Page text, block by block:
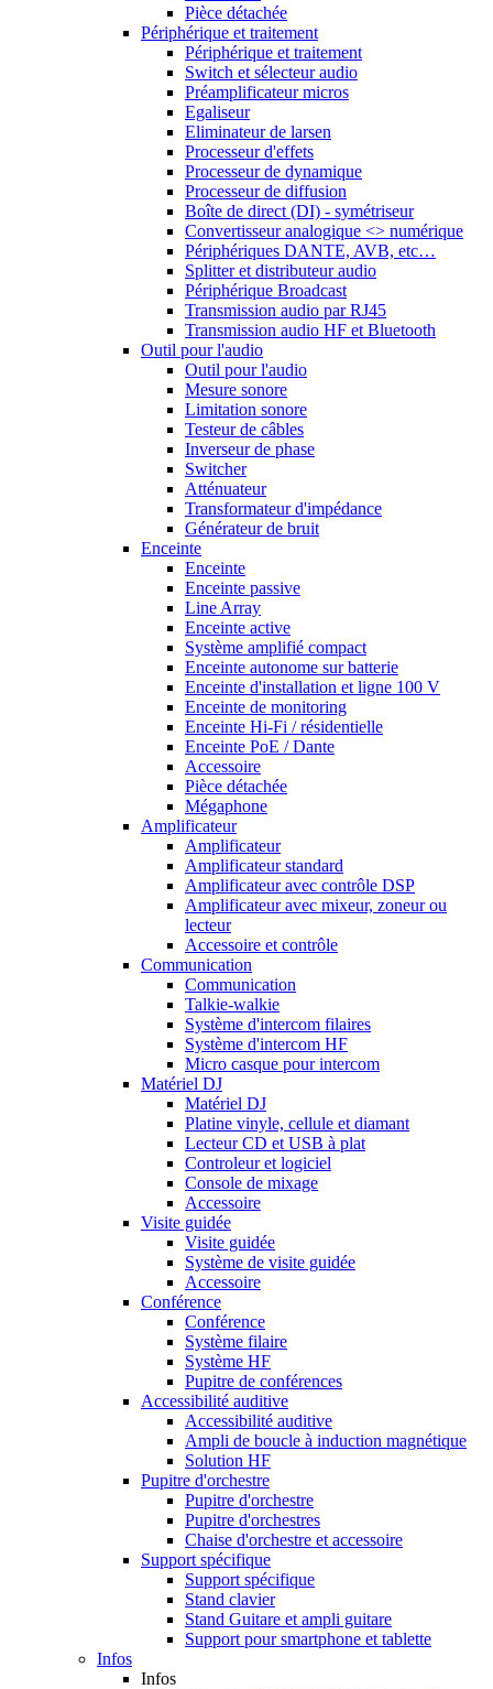
Pièce détachée
Périphérique et traitement
Périphérique et traitement
Switch et sélecteur audio
Préamplificateur micros
Egaliseur
Eliminateur de larsen
Processeur d'effets
Processeur de dynamique
Processeur de diffusion
Boîte de direct (DI) - symétriseur
Convertisseur analogique <> numérique
Périphériques DANTE, AVB, etc…
Splitter et distributeur audio
Périphérique Broadcast
Transmission audio par RJ45
Transmission audio HF et Bluetooth
Outil pour l'audio
Outil pour l'audio
Mesure sonore
Limitation sonore
Testeur de câbles
Inverseur de phase
Switcher
Atténuateur
Transformateur d'impédance
Générateur de bruit
Enceinte
Enceinte
Enceinte passive
Line Array
Enceinte active
Système amplifié compact
Enceinte autonome sur batterie
Enceinte d'installation et ligne 100 V
Enceinte de monitoring
Enceinte Hi-Fi / résidentielle
Enceinte PoE / Dante
Accessoire
Pièce détachée
Mégaphone
Amplificateur
Amplificateur
Amplificateur standard
Amplificateur avec contrôle DSP
Amplificateur avec mixeur, zoneur ou
lecteur
Accessoire et contrôle
Communication
Communication
Talkie-walkie
Système d'intercom filaires
Système d'intercom HF
Micro casque pour intercom
Matériel DJ
Matériel DJ
Platine vinyle, cellule et diamant
Lecteur CD et USB à plat
Controleur et logiciel
Console de mixage
Accessoire
Visite guidée
Visite guidée
Système de visite guidée
Accessoire
Conférence
Conférence
Système filaire
Système HF
Pupitre de conférences
Accessibilité auditive
Accessibilité auditive
Ampli de boucle à induction magnétique
Solution HF
Pupitre d'orchestre
Pupitre d'orchestre
Pupitre d'orchestres
Chaise d'orchestre et accessoire
Support spécifique
Support spécifique
Stand clavier
Stand Guitare et ampli guitare
Support pour smartphone et tablette
Infos
Infos